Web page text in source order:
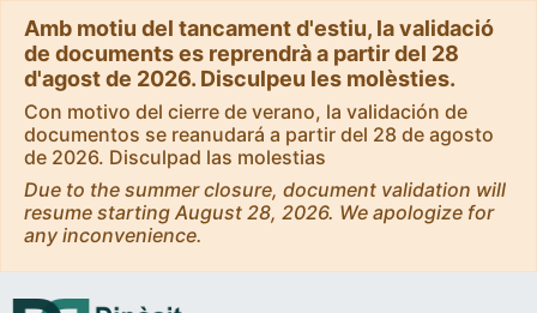
Amb motiu del tancament d'estiu, la validació
de documents es reprendrà a partir del 28
d'agost de 2026. Disculpeu les molèsties.
Con motivo del cierre de verano, la validación de
documentos se reanudará a partir del 28 de agosto
de 2026. Disculpad las molestias
Due to the summer closure, document validation will
resume starting August 28, 2026. We apologize for
any inconvenience.